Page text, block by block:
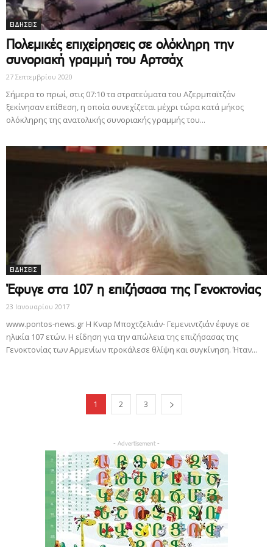
ΕΙΔΗΣΕΙΣ
Πολεμικές επιχείρησεις σε ολόκληρη την
συνοριακή γραμμή του Αρτσάχ
27 Σεπτεμβρίου 2020
Σήμερα το πρωί, στις 07:10 τα στρατεύματα του Αζερμπαϊτζάν
ξεκίνησαν επίθεση, η οποία συνεχίζεται μέχρι τώρα κατά μήκος
ολόκληρης της ανατολικής συνοριακής γραμμής του...
ΕΙΔΗΣΕΙΣ
Έφυγε στα 107 η επιζήσασα της Γενοκτονίας
23 Ιανουαρίου 2017
www.pontos-news.gr Η Κναρ Μποχτζελιάν- Γεμενιντζιάν έφυγε σε
ηλικία 107 ετών. Η είδηση για την απώλεια της επιζήσασας της
Γενοκτονίας των Αρμενίων προκάλεσε θλίψη και συγκίνηση. Ήταν...
1 2 3
- Advertisement -